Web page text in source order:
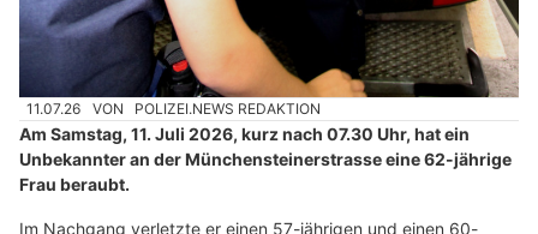
11.07.26 VON POLIZEI.NEWS REDAKTION
Am Samstag, 11. Juli 2026, kurz nach 07.30 Uhr, hat ein
Unbekannter an der Münchensteinerstrasse eine 62-jährige
Frau beraubt.
Im Nachgang verletzte er einen 57-jährigen und einen 60-